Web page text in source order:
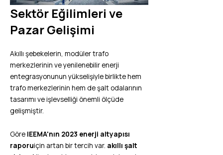
Sektör Eğilimleri ve
Pazar Gelişimi
Akıllı şebekelerin, modüler trafo
merkezlerinin ve yenilenebilir enerji
entegrasyonunun yükselişiyle birlikte hem
trafo merkezlerinin hem de şalt odalarının
tasarımı ve işlevselliği önemli ölçüde
gelişmiştir.
Göre IEEMA'nın 2023 enerji altyapısı
raporuiçin artan bir tercih var. akıllı şalt